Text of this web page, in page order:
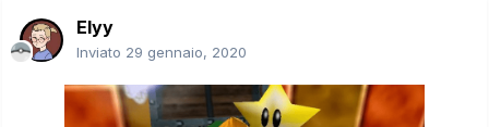
Elyy
Inviato 29 gennaio, 2020